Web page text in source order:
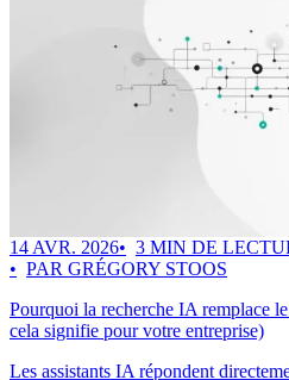
14 AVR. 2026
3 MIN DE
PAR GRÉGORY STOOS
Pourquoi la recherche IA remplace
cela signifie pour votre entreprise)
Les assistants IA répondent